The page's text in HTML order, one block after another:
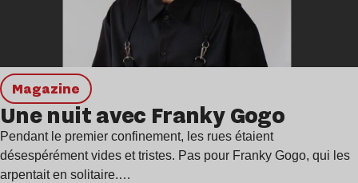
magazine
Une nuit avec Franky Gogo
Pendant le premier confinement, les rues étaient
désespérément vides et tristes. Pas pour Franky Gogo, qui les
arpentait en solitaire.…